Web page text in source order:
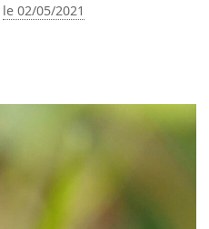
le 02/05/2021